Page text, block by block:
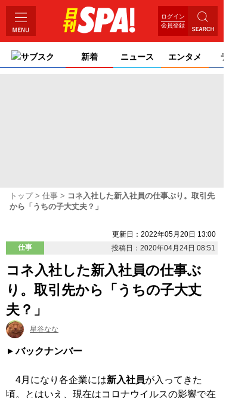
ログイン
会員登録
サブスク 新着 ニュース エンタメ
トップ 仕事
コネ入社した新入社員の仕事ぶり。取引先
から「うちの子大丈夫？」
更新日：2022年05月20日 13:00
仕事
投稿日：2020年04月24日 08:51
コネ入社した新入社員の仕事ぶ
り。取引先から「うちの子大丈
夫？」
星谷なな
バックナンバー
4月になり各企業には新入社員が入ってきた
頃。とはいえ、現在はコロナウイルスの影響で在